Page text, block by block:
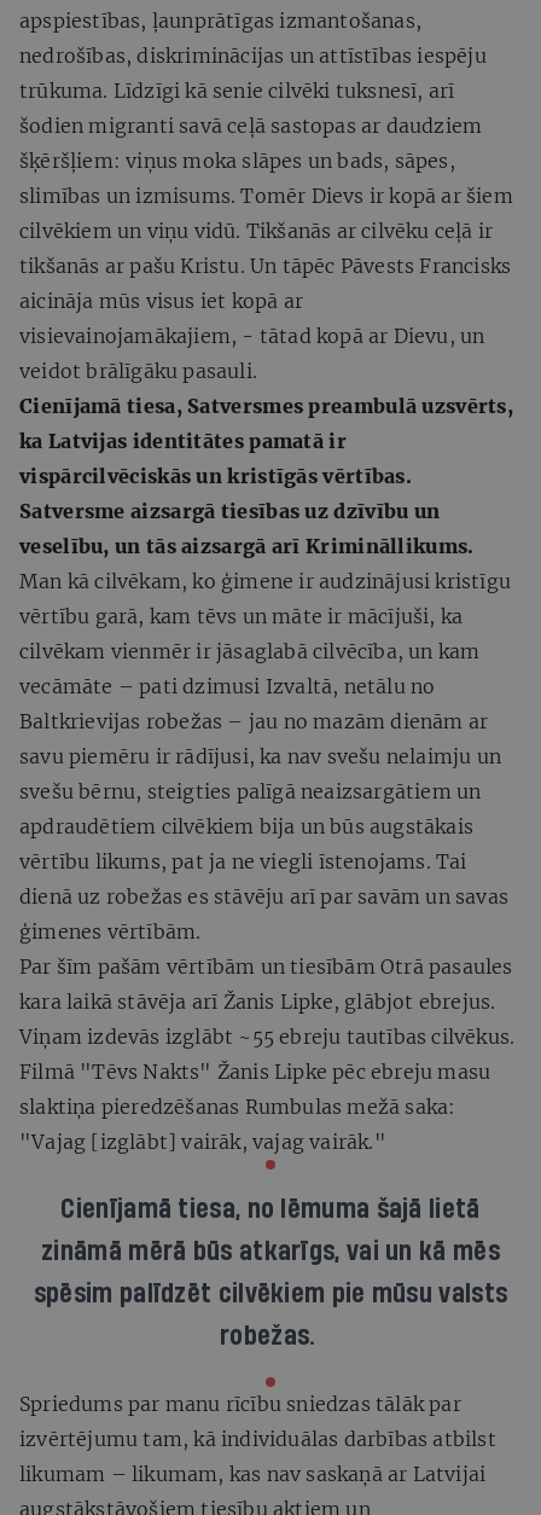
apspiestības, ļaunprātīgas izmantošanas,
nedrošības, diskriminācijas un attīstības iespēju
trūkuma. Līdzīgi kā senie cilvēki tuksnesī, arī
šodien migranti savā ceļā sastopas ar daudziem
šķēršļiem: viņus moka slāpes un bads, sāpes,
slimības un izmisums. Tomēr Dievs ir kopā ar šiem
cilvēkiem un viņu vidū. Tikšanās ar cilvēku ceļā ir
tikšanās ar pašu Kristu. Un tāpēc Pāvests Francisks
aicināja mūs visus iet kopā ar
visievainojamākajiem, - tātad kopā ar Dievu, un
veidot brālīgāku pasauli.
Cienījamā tiesa, Satversmes preambulā uzsvērts,
ka Latvijas identitātes pamatā ir
vispārcilvēciskās un kristīgās vērtības.
Satversme aizsargā tiesības uz dzīvību un
veselību, un tās aizsargā arī Krimināllikums.
Man kā cilvēkam, ko ģimene ir audzinājusi kristīgu
vērtību garā, kam tēvs un māte ir mācījuši, ka
cilvēkam vienmēr ir jāsaglabā cilvēcība, un kam
vecāmāte – pati dzimusi Izvaltā, netālu no
Baltkrievijas robežas – jau no mazām dienām ar
savu piemēru ir rādījusi, ka nav svešu nelaimju un
svešu bērnu, steigties palīgā neaizsargātiem un
apdraudētiem cilvēkiem bija un būs augstākais
vērtību likums, pat ja ne viegli īstenojams. Tai
dienā uz robežas es stāvēju arī par savām un savas
ģimenes vērtībām.
Par šīm pašām vērtībām un tiesībām Otrā pasaules
kara laikā stāvēja arī Žanis Lipke, glābjot ebrejus.
Viņam izdevās izglābt ~55 ebreju tautības cilvēkus.
Filmā "Tēvs Nakts" Žanis Lipke pēc ebreju masu
slaktiņa pieredzēšanas Rumbulas mežā saka:
"Vajag [izglābt] vairāk, vajag vairāk."
Cienījamā tiesa, no lēmuma šajā lietā
zināmā mērā būs atkarīgs, vai un kā mēs
spēsim palīdzēt cilvēkiem pie mūsu valsts
robežas.
Spriedums par manu rīcību sniedzas tālāk par
izvērtējumu tam, kā individuālas darbības atbilst
likumam – likumam, kas nav saskaņā ar Latvijai
augstākstāvošiem tiesību aktiem un